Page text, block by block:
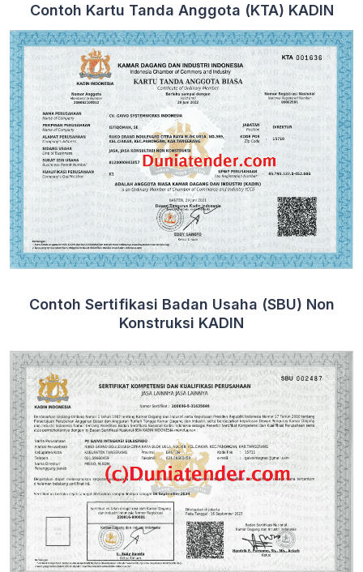
Contoh Kartu Tanda Anggota (KTA) KADIN
Contoh Sertifikasi Badan Usaha (SBU) Non
Konstruksi KADIN